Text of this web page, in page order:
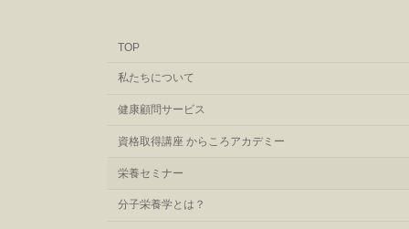
TOP
私たちについて
健康顧問サービス
資格取得講座 からころアカデミー
栄養セミナー
分子栄養学とは？